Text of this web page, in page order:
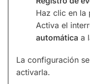
Haz clic en la
Activa el
automática a
La configuración
activarla.